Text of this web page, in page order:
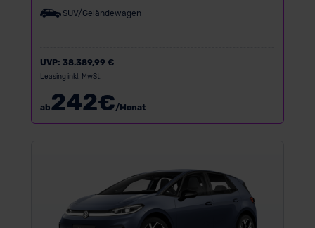
SUV/Geländewagen
UVP: 38.389,99 €
Leasing inkl. MwSt.
ab242€/Monat